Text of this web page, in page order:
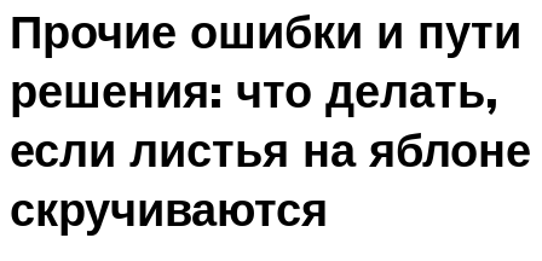
Прочие ошибки и пути
решения: что делать,
если листья на яблоне
скручиваются